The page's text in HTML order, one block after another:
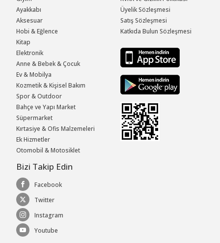
Ayakkabı
Aksesuar
Hobi & Eğlence
Kitap
Elektronik
Anne & Bebek & Çocuk
Ev & Mobilya
Kozmetik & Kişisel Bakım
Spor & Outdoor
Bahçe ve Yapı Market
Süpermarket
Kırtasiye & Ofis Malzemeleri
Ek Hizmetler
Otomobil & Motosiklet
Üyelik Sözleşmesi
Satış Sözleşmesi
Katkıda Bulun Sözleşmesi
Bizi Takip Edin
Facebook
Twitter
Instagram
Youtube